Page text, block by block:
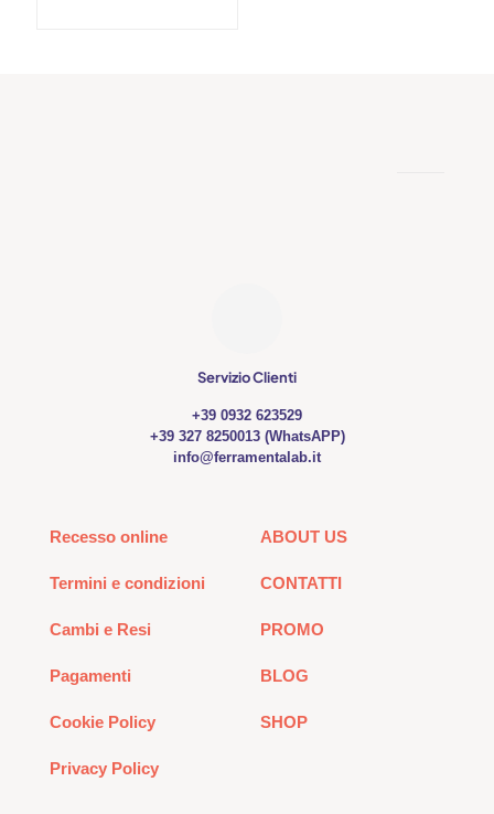
Servizio Clienti
+39 0932 623529
+39 327 8250013 (WhatsAPP)
info@ferramentalab.it
Recesso online
Termini e condizioni
Cambi e Resi
Pagamenti
Cookie Policy
Privacy Policy
ABOUT US
CONTATTI
PROMO
BLOG
SHOP